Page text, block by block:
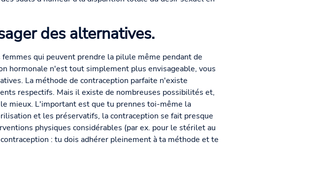
des alternatives.
qui peuvent prendre la pilule même pendant de
hormonale n'est tout simplement plus envisageable, vous
La méthode de contraception parfaite n'existe
respectifs. Mais il existe de nombreuses possibilités et,
mieux. L'important est que tu prennes toi-même la
et les préservatifs, la contraception se fait presque
physiques considérables (par ex. pour le stérilet au
: tu dois adhérer pleinement à ta méthode et te